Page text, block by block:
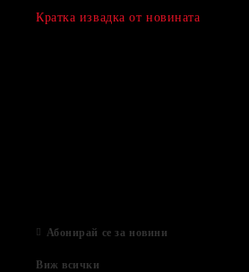
Кратка извадка от новината
Абонирай се за новини
Виж всички